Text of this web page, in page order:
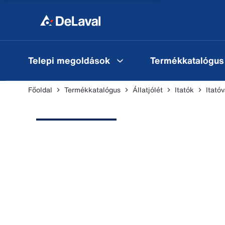
Telepi megoldások Termékkatalógus
Főoldal Termékkatalógus Állatjólét Itatók